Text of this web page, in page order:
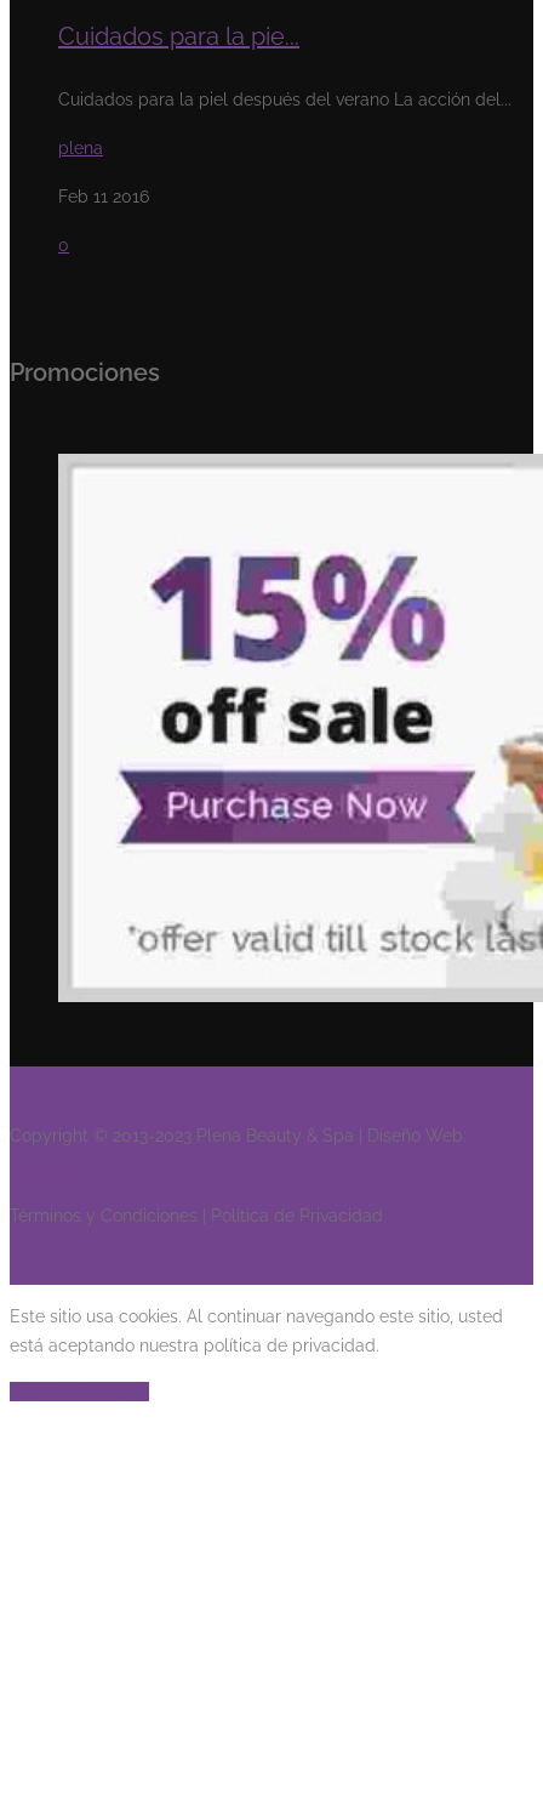
Cuidados para la pie...
Cuidados para la piel después del verano La acción del...
plena
Feb 11 2016
0
Promociones
Copyright © 2013-2023 Plena Beauty & Spa | Diseño Web:
Términos y Condiciones | Política de Privacidad
Este sitio usa cookies. Al continuar navegando este sitio, usted
está aceptando nuestra política de privacidad.